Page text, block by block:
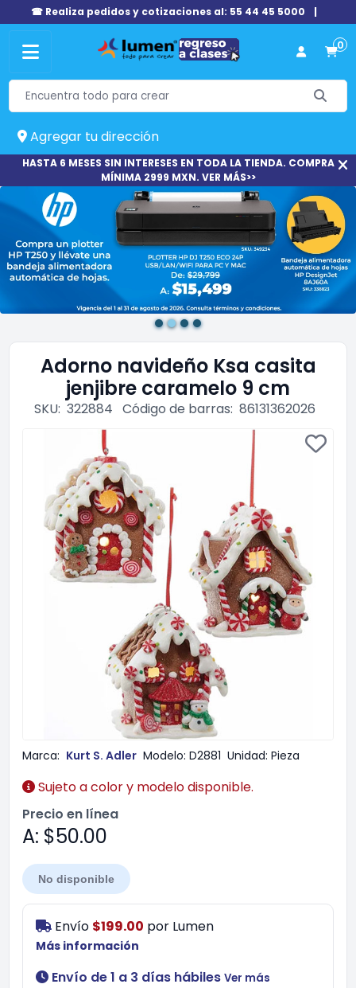
☎ Realiza pedidos y cotizaciones al: 55 44 45 5000 |
0
Agregar tu dirección
HASTA 6 MESES SIN INTERESES EN TODA LA TIENDA. COMPRA
MÍNIMA 2999 MXN. VER MÁS>>
Adorno navideño Ksa casita
jenjibre caramelo 9 cm
SKU: 322884 Código de barras: 86131362026
Marca: Kurt S. Adler Modelo: D2881 Unidad: Pieza
Sujeto a color y modelo disponible.
Precio en línea
A: $50.00
No disponible
Envío $199.00 por Lumen
Más información
Envío de 1 a 3 días hábiles Ver más